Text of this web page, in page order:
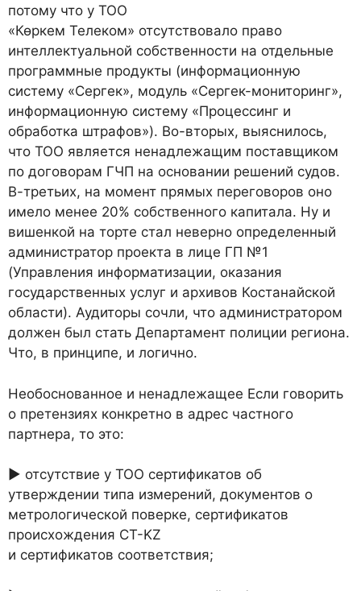
потому что у ТОО
«Көркем Телеком» отсутствовало право
интеллектуальной собственности на отдельные
программные продукты (информационную
систему «Сергек», модуль «Сергек-мониторинг»,
информационную систему «Процессинг и
обработка штрафов»). Во-вторых, выяснилось,
что ТОО является ненадлежащим поставщиком
по договорам ГЧП на основании решений судов.
В-третьих, на момент прямых переговоров оно
имело менее 20% собственного капитала. Ну и
вишенкой на торте стал неверно определенный
администратор проекта в лице ГП №1
(Управления информатизации, оказания
государственных услуг и архивов Костанайской
области). Аудиторы сочли, что администратором
должен был стать Департамент полиции региона.
Что, в принципе, и логично.
Необоснованное и ненадлежащее Если говорить
о претензиях конкретно в адрес частного
партнера, то это:
► отсутствие у ТОО сертификатов об
утверждении типа измерений, документов о
метрологической поверке, сертификатов
происхождения СТ-KZ
и сертификатов соответствия;